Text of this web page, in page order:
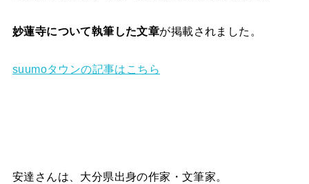
妙蓮寺について執筆した文章が掲載されました。
suumoタウンの記事はこちら
安達さんは、大分県出身の作家・文筆家。